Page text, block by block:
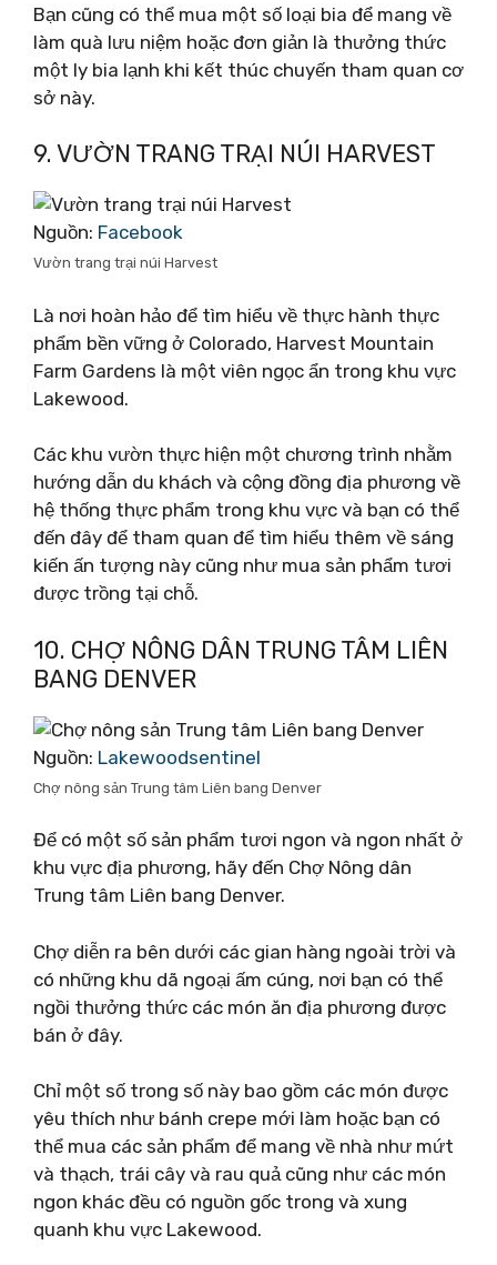
Bạn cũng có thể mua một số loại bia để mang về
làm quà lưu niệm hoặc đơn giản là thưởng thức
một ly bia lạnh khi kết thúc chuyến tham quan cơ
sở này.
9. VƯỜN TRANG TRẠI NÚI HARVEST
Nguồn: Facebook
Vườn trang trại núi Harvest
Là nơi hoàn hảo để tìm hiểu về thực hành thực
phẩm bền vững ở Colorado, Harvest Mountain
Farm Gardens là một viên ngọc ẩn trong khu vực
Lakewood.
Các khu vườn thực hiện một chương trình nhằm
hướng dẫn du khách và cộng đồng địa phương về
hệ thống thực phẩm trong khu vực và bạn có thể
đến đây để tham quan để tìm hiểu thêm về sáng
kiến ​​​​ấn tượng này cũng như mua sản phẩm tươi
được trồng tại chỗ.
10. CHỢ NÔNG DÂN TRUNG TÂM LIÊN
BANG DENVER
Nguồn: Lakewoodsentinel
Chợ nông sản Trung tâm Liên bang Denver
Để có một số sản phẩm tươi ngon và ngon nhất ở
khu vực địa phương, hãy đến Chợ Nông dân
Trung tâm Liên bang Denver.
Chợ diễn ra bên dưới các gian hàng ngoài trời và
có những khu dã ngoại ấm cúng, nơi bạn có thể
ngồi thưởng thức các món ăn địa phương được
bán ở đây.
Chỉ một số trong số này bao gồm các món được
yêu thích như bánh crepe mới làm hoặc bạn có
thể mua các sản phẩm để mang về nhà như mứt
và thạch, trái cây và rau quả cũng như các món
ngon khác đều có nguồn gốc trong và xung
quanh khu vực Lakewood.